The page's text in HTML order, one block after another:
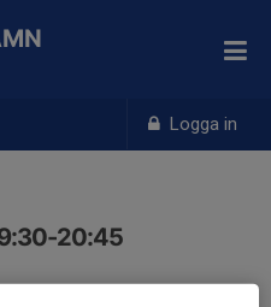
Logga in
20:45